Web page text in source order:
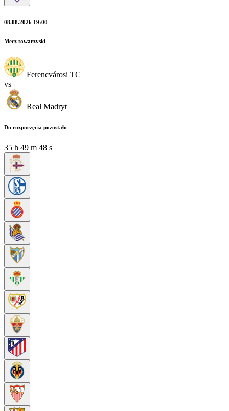
08.08.2026 19:00
Mecz towarzyski
Ferencvárosi TC
vs
Real Madryt
Do rozpoczęcia pozostało
35 h 49 m 48 s